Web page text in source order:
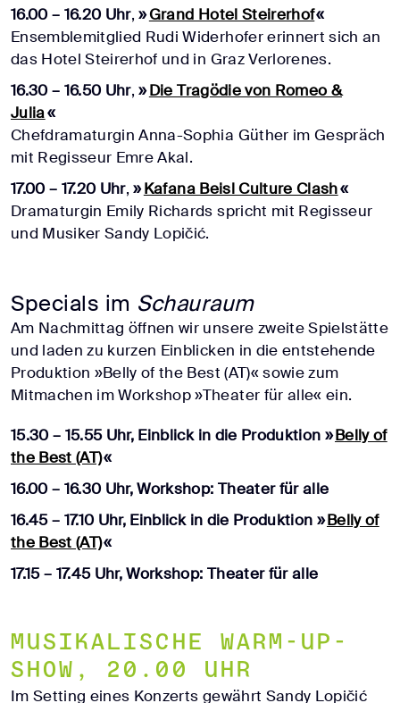
16.00 – 16.20 Uhr,»Grand Hotel Steirerhof«
Ensemblemitglied Rudi Widerhofer erinnert sich an
das Hotel Steirerhof und in Graz Verlorenes.
16.30 – 16.50 Uhr,»Die Tragödie von Romeo &
Julia«
Chefdramaturgin Anna-Sophia Güther im Gespräch
mit Regisseur Emre Akal.
17.00 – 17.20 Uhr,»Kafana Beisl Culture Clash«
Dramaturgin Emily Richards spricht mit Regisseur
und Musiker Sandy Lopičić.
Specials im Schauraum
Am Nachmittag öffnen wir unsere zweite Spielstätte
und laden zu kurzen Einblicken in die entstehende
Produktion »Belly of the Best (AT)« sowie zum
Mitmachen im Workshop »Theater für alle« ein.
15.30 – 15.55 Uhr, Einblick in die Produktion »Belly of
the Best (AT)«
16.00 – 16.30 Uhr, Workshop: Theater für alle
16.45 – 17.10 Uhr, Einblick in die Produktion »Belly of
the Best (AT)«
17.15 – 17.45 Uhr, Workshop: Theater für alle
Musikalische Warm-up-
Show, 20.00 Uhr
Im Setting eines Konzerts gewährt Sandy Lopičić